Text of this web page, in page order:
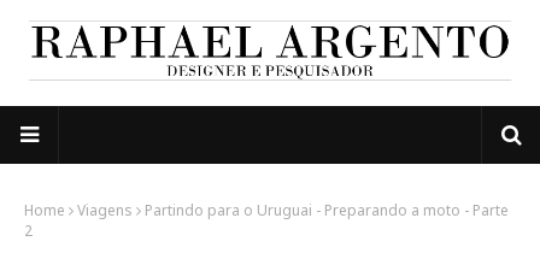
Home Viagens
Partindo para o Uruguai - Preparando a moto - Parte
2